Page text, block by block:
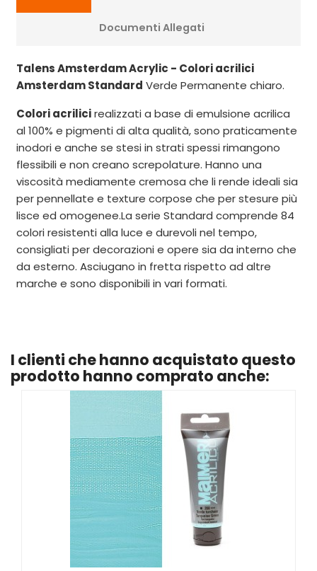
Documenti Allegati
Talens Amsterdam Acrylic - Colori acrilici
Amsterdam Standard Verde Permanente chiaro.
Colori acrilicirealizzati a base di emulsione acrilica
al 100% e pigmenti di alta qualità, sono praticamente
inodori e anche se stesi in strati spessi rimangono
flessibili e non creano screpolature. Hanno una
viscosità mediamente cremosa che li rende ideali sia
per pennellate e texture corpose che per stesure più
lisce ed omogenee.La serie Standard comprende 84
colori resistenti alla luce e durevoli nel tempo,
consigliati per decorazioni e opere sia da interno che
da esterno. Asciugano in fretta rispetto ad altre
marche e sono disponibili in vari formati.
I clienti che hanno acquistato questo
prodotto hanno comprato anche: